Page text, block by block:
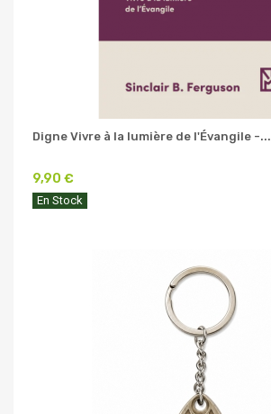
Digne Vivre à la lumière de l'Évangile -...
9,90 €
En Stock